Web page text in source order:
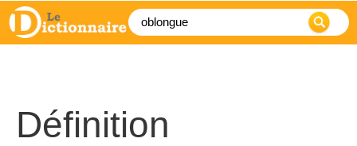
Définition